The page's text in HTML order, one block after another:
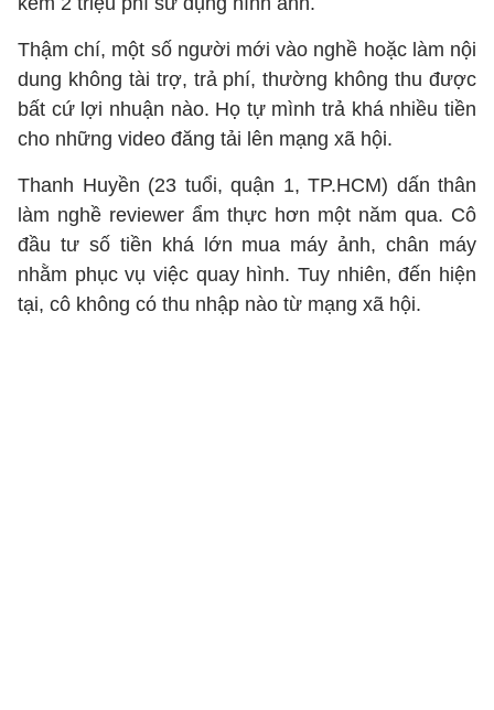
Thậm chí, một số người mới vào nghề hoặc làm nội
dung không tài trợ, trả phí, thường không thu được
bất cứ lợi nhuận nào. Họ tự mình trả khá nhiều tiền
cho những video đăng tải lên mạng xã hội.
Thanh Huyền (23 tuổi, quận 1, TP.HCM) dấn thân
làm nghề reviewer ẩm thực hơn một năm qua. Cô
đầu tư số tiền khá lớn mua máy ảnh, chân máy
nhằm phục vụ việc quay hình. Tuy nhiên, đến hiện
tại, cô không có thu nhập nào từ mạng xã hội.